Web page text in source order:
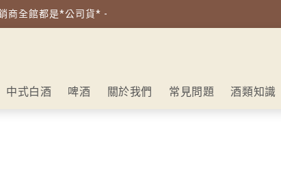
商全館都是*公司貨* -
中式白酒 啤酒 關於我們 常見問題 酒類知識